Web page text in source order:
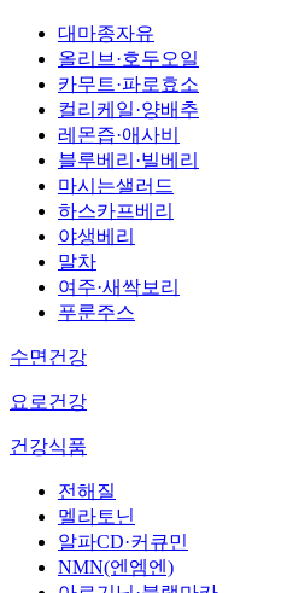
대마종자유
올리브·호두오일
카무트·파로효소
컬리케일·양배추
레몬즙·애사비
블루베리·빌베리
마시는샐러드
하스카프베리
야생베리
말차
여주·새싹보리
푸룬주스
수면건강
요로건강
건강식품
전해질
멜라토닌
알파CD·커큐민
NMN(엔엠엔)